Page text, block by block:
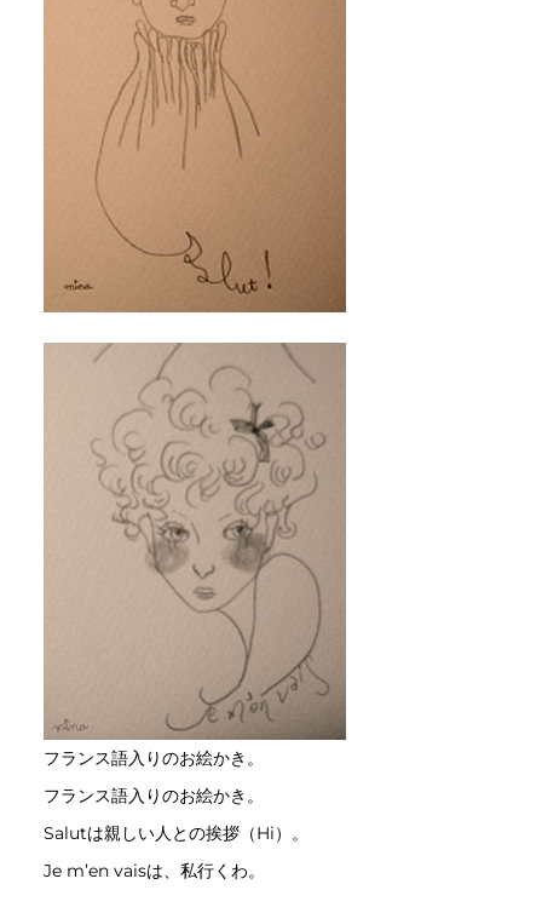
フランス語入りのお絵かき。
フランス語入りのお絵かき。
Salutは親しい人との挨拶（Hi）。
Je m’en vaisは、私行くわ。